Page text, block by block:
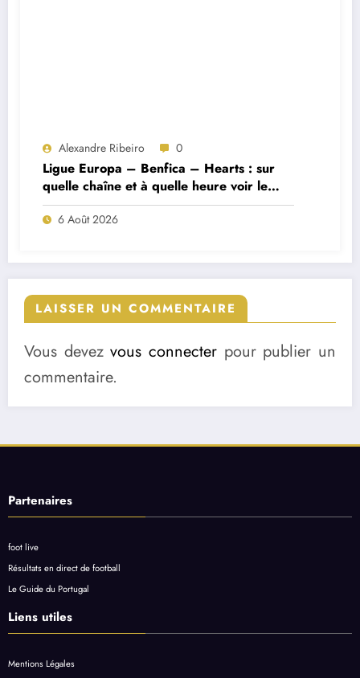
Alexandre Ribeiro 0
Ligue Europa – Benfica – Hearts : sur
quelle chaîne et à quelle heure voir le
match ?
6 Août 2026
LAISSER UN COMMENTAIRE
Vous devezvous connecter pour publier un
commentaire.
Partenaires
foot live
Résultats en direct de football
Le Guide du Portugal
Liens utiles
Mentions Légales